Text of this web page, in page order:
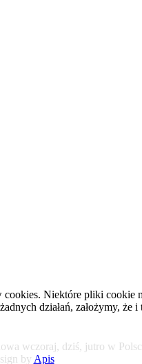
Niektóre pliki cookie
działań, założymy, że
wczoraj, dziś, jutro w
by Apis